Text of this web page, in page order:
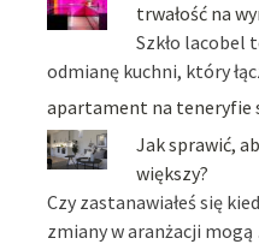
trwałość na
Szkło lacobel
odmianę kuchni, który
apartament na teneryfie
Jak sprawić,
większy?
Czy zastanawiałeś się
zmiany w aranżacji